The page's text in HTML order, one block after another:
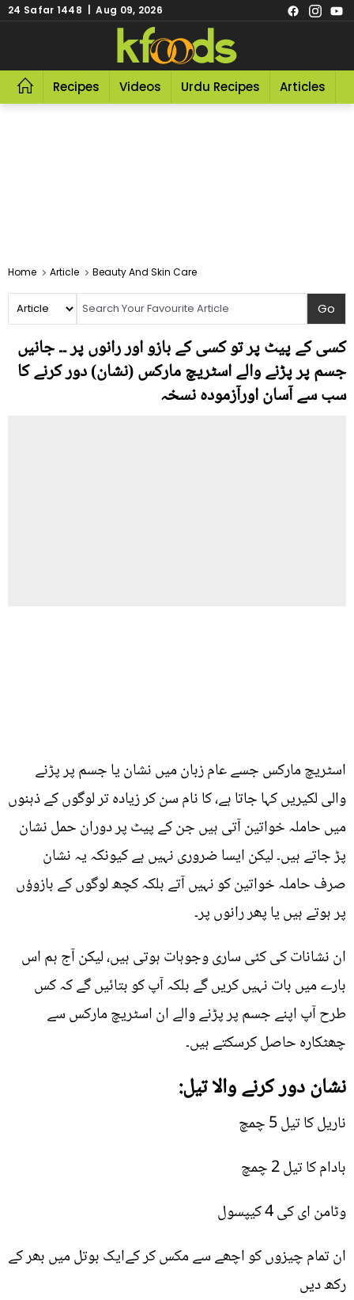
24 Safar 1448 | Aug 09, 2026
Recipes Videos Urdu Recipes Articles
Home Article Beauty And Skin Care
کسی کے پیٹ پر تو کسی کے بازو اور رانوں پر ۔۔ جانیں
جسم پر پڑنے والے اسٹریچ مارکس (نشان) دور کرنے کا
سب سے آسان اورآزمودہ نسخہ
اسٹریچ مارکس جسے عام زبان میں نشان یا جسم پر پڑنے
والی لکیریں کہا جاتا ہے، کا نام سن کر زیادہ تر لوگوں کے ذہنوں
میں حاملہ خواتین آتی ہیں جن کے پیٹ پر دوران حمل نشان
پڑ جاتے ہیں۔ لیکن ایسا ضروری نہیں ہے کیونکہ یہ نشان
صرف حاملہ خواتین کو نہیں آتے بلکہ کچھ لوگوں کے بازوؤں
پر ہوتے ہیں یا پھر رانوں پر۔
ان نشانات کی کئی ساری وجوہات ہوتی ہیں، لیکن آج ہم اس
بارے میں بات نہیں کریں گے بلکہ آپ کو بتائیں گے کہ کس
طرح آپ اپنے جسم پر پڑنے والے ان اسٹریچ مارکس سے
چھٹکارہ حاصل کرسکتے ہیں۔
نشان دور کرنے والا تیل:
ناریل کا تیل 5 چمچ
بادام کا تیل 2 چمچ
وٹامن ای کی 4 کیپسول
ان تمام چیزوں کو اچھے سے مکس کر کےایک بوتل میں بھر کے
رکھ دیں